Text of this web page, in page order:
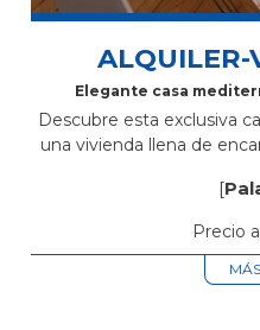
ALQUILER-
Elegante casa
Descubre esta exclusiva
una vivienda llena de
[
Precio